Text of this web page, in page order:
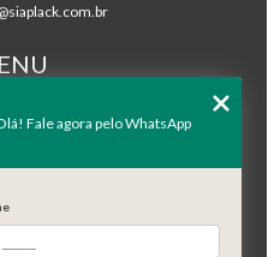
Fale agora pelo WhatsApp